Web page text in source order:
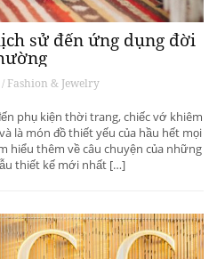
sử đến ứng dụng đời
Fashion & Jewelry
phụ kiện thời trang, chiếc vớ khiêm
là món đồ thiết yếu của hầu hết mọi
hiểu thêm về câu chuyện của những
thiết kế mới nhất […]